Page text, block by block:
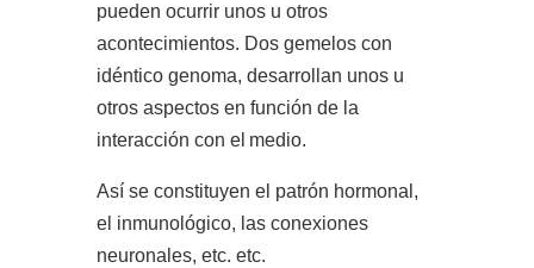
pueden ocurrir unos u otros
acontecimientos. Dos gemelos con
idéntico genoma, desarrollan unos u
otros aspectos en función de la
interacción con el medio.
Así se constituyen el patrón hormonal,
el inmunológico, las conexiones
neuronales, etc. etc.